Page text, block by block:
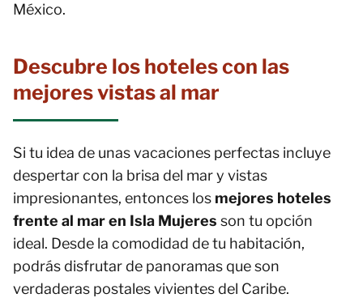
México.
Descubre los hoteles con las
mejores vistas al mar
Si tu idea de unas vacaciones perfectas incluye
despertar con la brisa del mar y vistas
impresionantes, entonces los mejores hoteles
frente al mar en Isla Mujeres son tu opción
ideal. Desde la comodidad de tu habitación,
podrás disfrutar de panoramas que son
verdaderas postales vivientes del Caribe.